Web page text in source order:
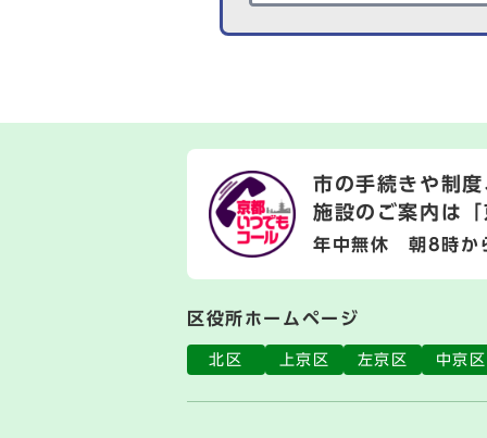
市の手続きや制
施設のご案内は
年中無休 朝8時か
区役所ホームページ
北区 上京区 左京区 中京区